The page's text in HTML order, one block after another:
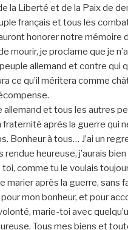
la Liberté et de la Paix de
français et tous les
honorer notre mémoire
mourir, je proclame que je
allemand et contre qui
ce qu’il méritera comme
allemand et tous les autres
fraternité après la guerre qui
Bonheur à tous… J’ai un
rendue heureuse, j’aurais
comme tu le voulais
marier après la guerre, sans
mon bonheur, et pour
marie-toi avec
Tous mes biens et